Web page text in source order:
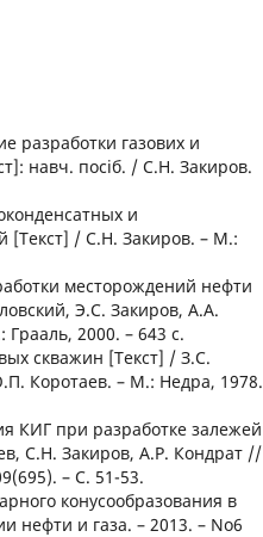
разработки газових и
навч. посіб. / С.Н. Закиров.
и
[Текст] / С.Н. Закиров. – М.:
месторождений нефти
Э.С. Закиров, А.А.
2000. – 643 с.
скважин [Текст] / З.С.
Коротаев. – М.: Недра, 1978.
КИГ при разработке залежей
С.Н. Закиров, А.Р. Кондрат //
– С. 51-53.
конусообразования в
нефти и газа. – 2013. – No6